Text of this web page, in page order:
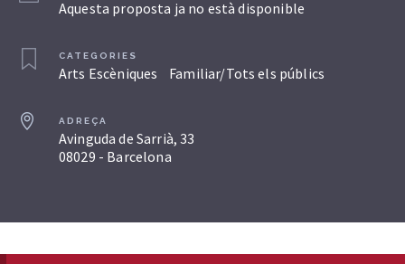
Aquesta proposta ja no està disponible
CATEGORIES
Arts Escèniques Familiar/Tots els públics
ADREÇA
Avinguda de Sarrià, 33
08029 - Barcelona